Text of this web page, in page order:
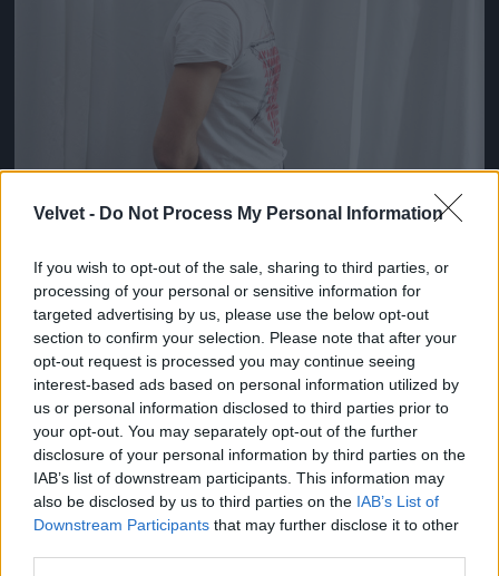
Velvet - Do Not Process My Personal Information
If you wish to opt-out of the sale, sharing to third parties, or
processing of your personal or sensitive information for
targeted advertising by us, please use the below opt-out
section to confirm your selection. Please note that after your
opt-out request is processed you may continue seeing
interest-based ads based on personal information utilized by
us or personal information disclosed to third parties prior to
your opt-out. You may separately opt-out of the further
disclosure of your personal information by third parties on the
IAB’s list of downstream participants. This information may
also be disclosed by us to third parties on the IAB’s List of
Downstream Participants that may further disclose it to other
3. Legendás állatok sajtótájékoztató
Fotó: Vera Anderson / Getty Images Hungary #9